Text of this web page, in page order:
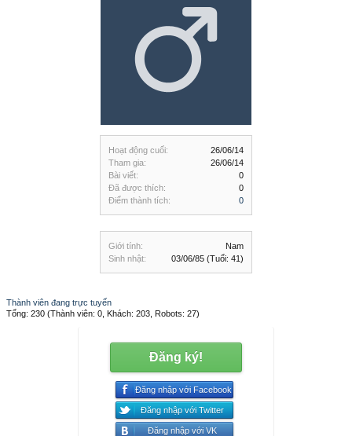
Hoạt động cuối:
26/06/14
Tham gia:
26/06/14
Bài viết:
0
Đã được thích:
0
Điểm thành tích:
0
Giới tính:
Nam
Sinh nhật:
03/06/85 (Tuổi: 41)
Thành viên đang trực tuyến
Tổng: 230 (Thành viên: 0, Khách: 203, Robots: 27)
Đăng ký!
Đăng nhập với Facebook
Đăng nhập với Twitter
Đăng nhập với VK